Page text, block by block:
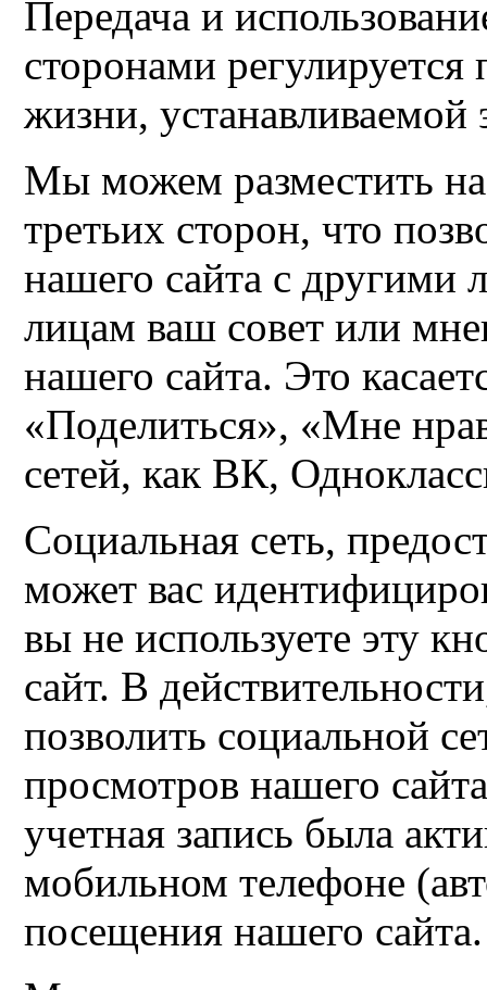
Передача и
сторонами
жизни,
Мы можем разместить
третьих сторон, что
нашего сайта с другими
лицам ваш совет или
нашего сайта. Это
«Поделиться», «Мне
сетей, как ВК,
Социальная сеть,
может вас
вы не используете эту
сайт. В
позволить социальной
просмотров нашего
учетная запись была
мобильном телефоне
посещения нашего сайта.